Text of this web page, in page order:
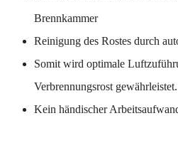
Brennkammer
Reinigung des Rostes durch
Somit wird optimale
Verbrennungsrost gewährleistet.
Kein händischer